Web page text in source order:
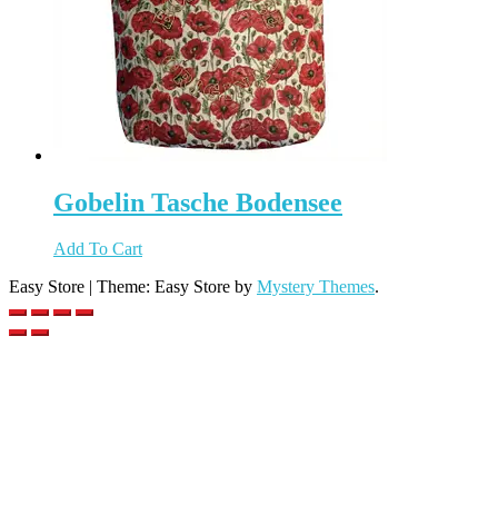
Gobelin Tasche Bodensee
Add To Cart
Easy Store | Theme: Easy Store by Mystery Themes.